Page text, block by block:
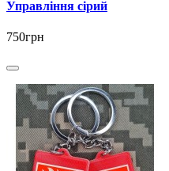
Управління сірий
750грн